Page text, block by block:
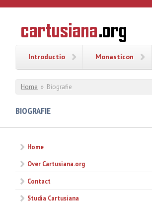
gaan
CARTUSIANA
Geschiedenis
van de
Introductio Monasticon
U bent hier
Home » Biografie
BIOGRAFIE
Home
Over Cartusiana.org
Contact
Studia Cartusiana